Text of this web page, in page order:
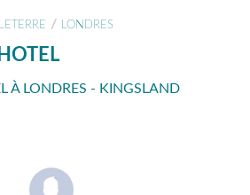
/ LONDRES
À LONDRES - KINGSLAND